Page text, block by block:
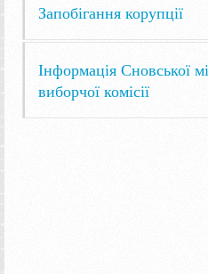
Запобігання корупції
Інформація Сновської
виборчої комісії